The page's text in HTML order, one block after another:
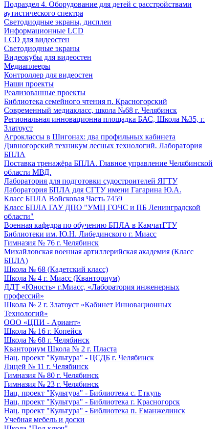
Подраздел 4. Оборудование для детей с расстройствами
аутистического спектра
Светодиодные экраны, дисплеи
Информационные LCD
LCD для видеостен
Светодиодные экраны
Видеокубы для видеостен
Медиаплееры
Контроллер для видеостен
Наши проекты
Реализованные проекты
Библиотека семейного чтения п. Красногорский
Современный медиакласс, школа №68 г. Челябинск
Региональная инновационна площадка БАС, Школа №35, г.
Златоуст
Агроклассы в Шигонах: два профильных кабинета
Дивногорский техникум лесных технологий. Лаборатория
БПЛА
Поставка тренажёра БПЛА. Главное управление Челябинской
области МВД.
Лаборатория для подготовки судостроителей ЯГТУ
Лаборатория БПЛА для СГТУ имени Гагарина Ю.А.
Класс БПЛА Войсковая Часть 7459
Класс БПЛА ГАУ ДПО "УМЦ ГОЧС и ПБ Ленинградской
области"
Военная кафедра по обучению БПЛА в КамчатГТУ
Библиотеки им. Ю.Н. Либединского г. Миасс
Гимназия № 76 г. Челябинск
Михайловская военная артиллерийская академия (Класс
БПЛА)
Школа № 68 (Кадетский класс)
Школа № 4 г. Миасс (Кванториум)
ДДТ «Юность» г.Миасс, «Лаборатория инженерных
профессий»
Школа № 2 г. Златоуст «Кабинет Инновационных
Технологий»
ООО «ЦПИ - Ариант»
Школа № 16 г. Копейск
Школа № 68 г. Челябинск
Кванториум Школа № 2 г. Пласта
Нац. проект "Культура" - ЦСДБ г. Челябинск
Лицей № 11 г. Челябинск
Гимназия № 80 г. Челябинск
Гимназия № 23 г. Челябинск
Нац. проект "Культура" - Библиотека с. Еткуль
Нац. проект "Культура" - Библиотека г. Красногорск
Нац. проект "Культура" - Библиотека п. Еманжелинск
Учебная мебель и доски